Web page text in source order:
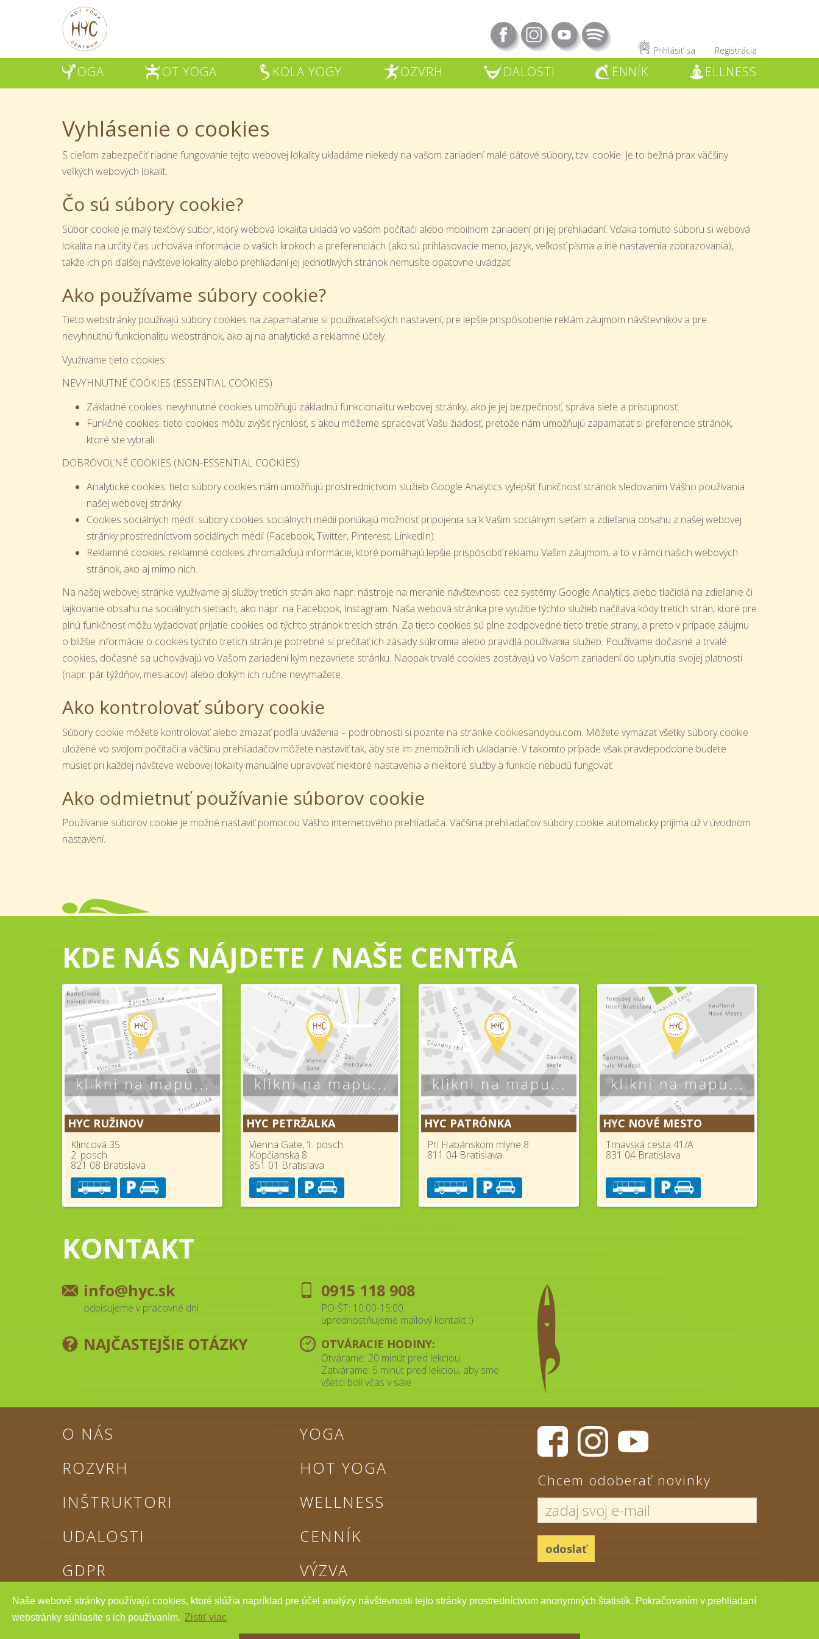
Prihlásiť sa Registrácia
OGA OT YOGA KOLA YOGY OZVRH DALOSTI ENNÍK ELLNESS
Vyhlásenie o cookies
S cieľom zabezpečiť riadne fungovanie tejto webovej lokality ukladáme niekedy na vašom zariadení malé dátové súbory, tzv. cookie. Je to bežná prax väčšiny
veľkých webových lokalít.
Čo sú súbory cookie?
Súbor cookie je malý textový súbor, ktorý webová lokalita ukladá vo vašom počítači alebo mobilnom zariadení pri jej prehliadaní. Vďaka tomuto súboru si webová
lokalita na určitý čas uchováva informácie o vašich krokoch a preferenciách (ako sú prihlasovacie meno, jazyk, veľkosť písma a iné nastavenia zobrazovania),
takže ich pri ďalšej návšteve lokality alebo prehliadaní jej jednotlivých stránok nemusíte opätovne uvádzať.
Ako používame súbory cookie?
Tieto webstránky používajú súbory cookies na zapamätanie si použivateľských nastavení, pre lepšie prispôsobenie reklám záujmom návštevníkov a pre
nevyhnutnú funkcionalitu webstránok, ako aj na analytické a reklamné účely.
Využívame tieto cookies:
NEVYHNUTNÉ COOKIES (ESSENTIAL COOKIES)
Základné cookies: nevyhnutné cookies umožňujú základnú funkcionalitu webovej stránky, ako je jej bezpečnosť, správa siete a prístupnosť.
Funkčné cookies: tieto cookies môžu zvýšiť rýchlosť, s akou môžeme spracovať Vašu žiadosť, pretože nám umožňujú zapamätať si preferencie stránok,
ktoré ste vybrali.
DOBROVOĽNÉ COOKIES (NON-ESSENTIAL COOKIES)
Analytické cookies: tieto súbory cookies nám umožňujú prostredníctvom služieb Google Analytics vylepšiť funkčnosť stránok sledovaním Vášho používania
našej webovej stránky.
Cookies sociálnych médií: súbory cookies sociálnych médií ponúkajú možnosť pripojenia sa k Vašim sociálnym sieťam a zdieľania obsahu z našej webovej
stránky prostredníctvom sociálnych médií (Facebook, Twitter, Pinterest, LinkedIn).
Reklamné cookies: reklamné cookies zhromažďujú informácie, ktoré pomáhajú lepšie prispôsobiť reklamu Vašim záujmom, a to v rámci našich webových
stránok, ako aj mimo nich.
Na našej webovej stránke využívame aj služby tretích strán ako napr. nástroje na meranie návštevnosti cez systémy Google Analytics alebo tlačidlá na zdieľanie či
lajkovanie obsahu na sociálnych sietiach, ako napr. na Facebook, Instagram. Naša webová stránka pre využitie týchto služieb načítava kódy tretích strán, ktoré pre
plnú funkčnosť môžu vyžadovať prijatie cookies od týchto stránok tretích strán. Za tieto cookies sú plne zodpovedné tieto tretie strany, a preto v prípade záujmu
o bližšie informácie o cookies týchto tretích strán je potrebné sí prečítať ich zásady súkromia alebo pravidlá používania služieb. Používame dočasné a trvalé
cookies, dočasné sa uchovávajú vo Vašom zariadení kým nezavriete stránku. Naopak trvalé cookies zostávajú vo Vašom zariadení do uplynutia svojej platnosti
(napr. pár týždňov, mesiacov) alebo dokým ich ručne nevymažete.
Ako kontrolovať súbory cookie
Súbory cookie môžete kontrolovať alebo zmazať podľa uváženia – podrobnosti si pozrite na stránke cookiesandyou.com. Môžete vymazať všetky súbory cookie
uložené vo svojom počítači a väčšinu prehliadačov môžete nastaviť tak, aby ste im znemožnili ich ukladanie. V takomto prípade však pravdepodobne budete
musieť pri každej návšteve webovej lokality manuálne upravovať niektoré nastavenia a niektoré služby a funkcie nebudú fungovať.
Ako odmietnuť používanie súborov cookie
Používanie súborov cookie je možné nastaviť pomocou Vášho internetového prehliadača. Väčšina prehliadačov súbory cookie automaticky prijíma už v úvodnom
nastavení.
KDE NÁS NÁJDETE / NAŠE CENTRÁ
HYC RUŽINOV
Klincová 35
2. posch.
821 08 Bratislava
HYC PETRŽALKA
Vienna Gate, 1. posch.
Kopčianska 8
851 01 Bratislava
HYC PATRÓNKA
Pri Habánskom mlyne 8
811 04 Bratislava
HYC NOVÉ MESTO
Trnavská cesta 41/A
831 04 Bratislava
KONTAKT
info@hyc.sk
odpisujeme v pracovné dni
NAJČASTEJŠIE OTÁZKY
0915 118 908
PO-ŠT: 10:00-15:00.
uprednostňujeme mailový kontakt :)
OTVÁRACIE HODINY:
Otvárame: 20 minút pred lekciou
Zatvárame: 5 minút pred lekciou, aby sme
všetci boli včas v sále
O NÁS
ROZVRH
INŠTRUKTORI
UDALOSTI
GDPR
YOGA
HOT YOGA
WELLNESS
CENNÍK
VÝZVA
Chcem odoberať novinky
Naše webové stránky používajú cookies, ktoré slúžia napríklad pre účel analýzy návštevnosti tejto stránky prostredníctvom anonymných štatistík. Pokračovaním v prehliadaní
webstránky súhlasíte s ich používaním. Zistiť viac